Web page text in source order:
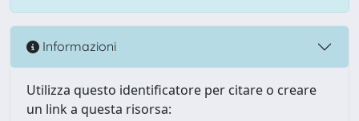
Informazioni
Utilizza questo identificatore per citare o creare
un link a questa risorsa: